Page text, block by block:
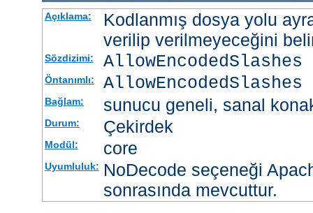
Açıklama:
Kodlanmış dosya yolu
verilip verilmeyeceğini
Sözdizimi: AllowEncodedSlashes
Öntanımlı:
Bağlam: sunucu geneli, sanal
Durum: Çekirdek
Modül: core
Uyumluluk: NoDecode seçeneği
sonrasında mevcuttur.